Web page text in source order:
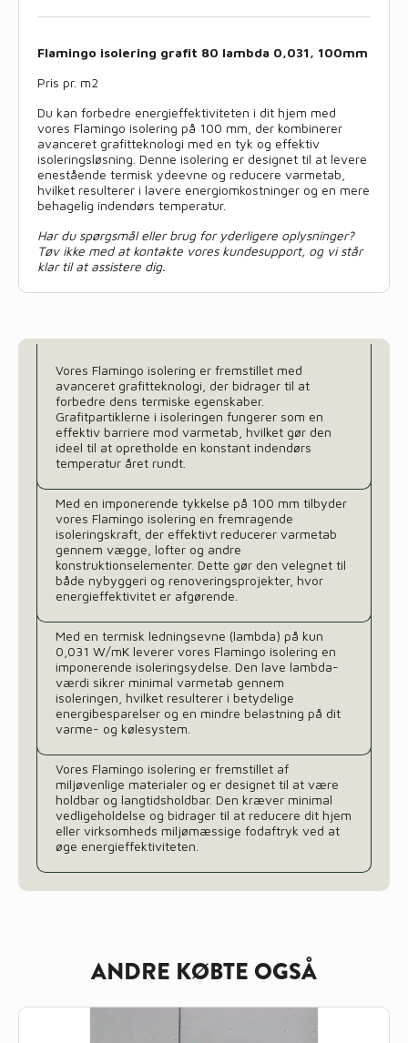
Flamingo isolering grafit 80 lambda 0,031, 100mm
Pris pr. m2
Du kan forbedre energieffektiviteten i dit hjem med
vores Flamingo isolering på 100 mm, der kombinerer
avanceret grafitteknologi med en tyk og effektiv
isoleringsløsning. Denne isolering er designet til at levere
enestående termisk ydeevne og reducere varmetab,
hvilket resulterer i lavere energiomkostninger og en mere
behagelig indendørs temperatur.
Har du spørgsmål eller brug for yderligere oplysninger?
Tøv ikke med at kontakte vores kundesupport, og vi står
klar til at assistere dig.
Vores Flamingo isolering er fremstillet med
avanceret grafitteknologi, der bidrager til at
forbedre dens termiske egenskaber.
Grafitpartiklerne i isoleringen fungerer som en
effektiv barriere mod varmetab, hvilket gør den
ideel til at opretholde en konstant indendørs
temperatur året rundt.
Med en imponerende tykkelse på 100 mm tilbyder
vores Flamingo isolering en fremragende
isoleringskraft, der effektivt reducerer varmetab
gennem vægge, lofter og andre
konstruktionselementer. Dette gør den velegnet til
både nybyggeri og renoveringsprojekter, hvor
energieffektivitet er afgørende.
Med en termisk ledningsevne (lambda) på kun
0,031 W/mK leverer vores Flamingo isolering en
imponerende isoleringsydelse. Den lave lambda-
værdi sikrer minimal varmetab gennem
isoleringen, hvilket resulterer i betydelige
energibesparelser og en mindre belastning på dit
varme- og kølesystem.
Vores Flamingo isolering er fremstillet af
miljøvenlige materialer og er designet til at være
holdbar og langtidsholdbar. Den kræver minimal
vedligeholdelse og bidrager til at reducere dit hjem
eller virksomheds miljømæssige fodaftryk ved at
øge energieffektiviteten.
ANDRE KØBTE OGSÅ